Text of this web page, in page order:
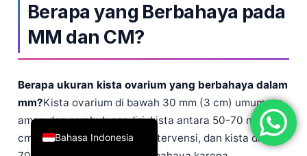
Berapa yang Berbahaya pada
MM dan CM?
Berapa ukuran kista ovarium yang berbahaya dalam
mm?Kista ovarium di bawah 30 mm (3 cm) umumnya
aman dan sembuh sendiri, kista antara 50-70 mm (5-7
cm) mungkin memerlukan intervensi, dan kista di atas
Bahasa Indonesia
Deutsch
Français
עִבְרִית